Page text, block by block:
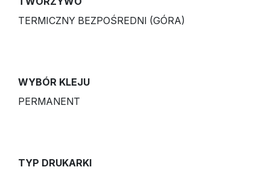
TERMICZNY BEZPOŚREDNI (GÓRA)
WYBÓR KLEJU
PERMANENT
TYP DRUKARKI